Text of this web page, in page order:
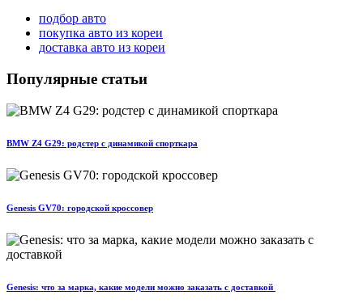
подбор авто
покупка авто из кореи
доставка авто из кореи
Популярные статьи
BMW Z4 G29: родстер с динамикой спорткара
Genesis GV70: городской кроссовер
Genesis: что за марка, какие модели можно заказать с доставкой